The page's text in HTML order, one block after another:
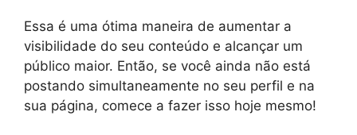
Essa é uma ótima maneira de aumentar a
visibilidade do seu conteúdo e alcançar um
público maior. Então, se você ainda não está
postando simultaneamente no seu perfil e na
sua página, comece a fazer isso hoje mesmo!